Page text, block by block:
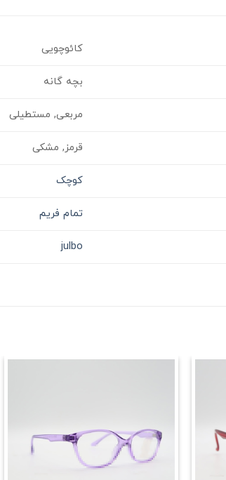
کائوچویی
بچه گانه
مربعی, مستطیلی
قرمز, مشکی
کوچک
تمام فریم
julbo